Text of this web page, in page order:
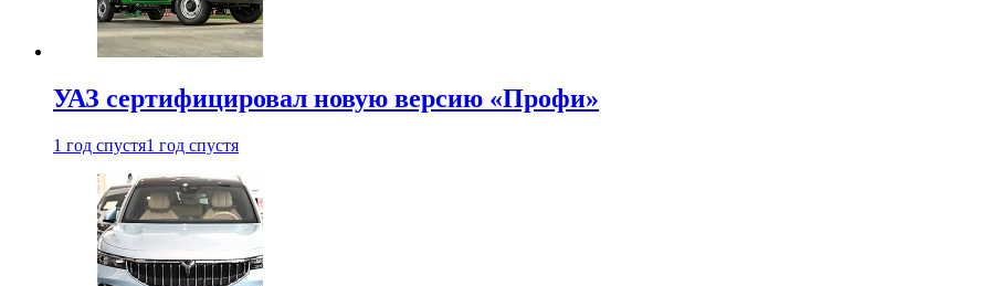
УАЗ сертифицировал новую версию «Профи»
1 год спустя1 год спустя